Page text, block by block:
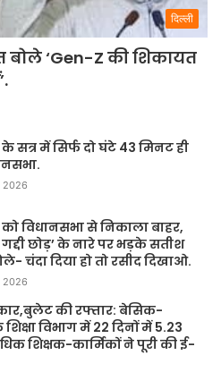
दिल्ली
बोले ‘Gen-Z की शिकायत
के सत्र में सिर्फ दो घंटे 43 मिनट ही
2026
विधानसभा से निकाला बाहर,
गद्दी छोड़’ के नारे पर भड़के सतीश
चंदा दिया हो तो रसीद दिखाओ.
2026
की रफ्तार: बेसिक-
विभाग में 22 दिनों में 5.23
शिक्षक-कार्मिकों ने पूरी की ई-